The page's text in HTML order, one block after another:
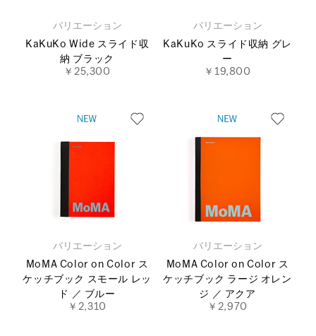
バリエーション
KaKuKo Wide スライド収
納 ブラック
￥25,300
バリエーション
KaKuKo スライド収納 グレ
ー
￥19,800
バリエーション
MoMA Color on Color ス
ケッチブック スモール レッ
ド ／ ブルー
￥2,310
バリエーション
MoMA Color on Color ス
ケッチブック ラージ オレン
ジ ／ アクア
￥2,970